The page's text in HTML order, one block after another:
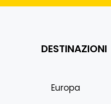
DESTINAZIONI
Europa